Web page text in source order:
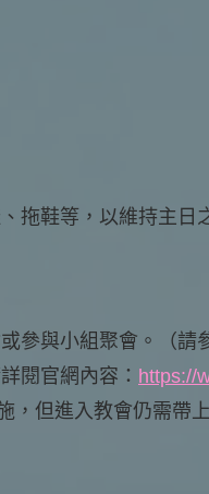
拖鞋等，以維持主日
參與小組聚會。（請
閱官網內容： https://
，但進入教會仍需帶